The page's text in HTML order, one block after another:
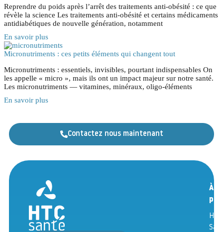
Reprendre du poids après l’arrêt des traitements anti-obésité : ce que
révèle la science Les traitements anti-obésité et certains médicaments
antidiabétiques de nouvelle génération, notamment
En savoir plus
Micronutriments : ces petits éléments qui changent tout
Micronutriments : essentiels, invisibles, pourtant indispensables On
les appelle « micro », mais ils ont un impact majeur sur notre santé.
Les micronutriments — vitamines, minéraux, oligo-éléments
En savoir plus
Contactez nous maintenant
À
HTC